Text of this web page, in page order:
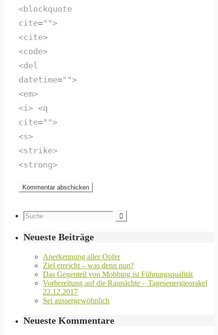
<blockquote
cite="">
<cite>
<code>
<del
datetime="">
<em>
<i> <q
cite="">
<s>
<strike>
<strong>
Neueste Beiträge
Anerkennung aller Opfer
Ziel erreicht – was denn nun?
Das Gegenteil von Mobbing ist Führungsqualität
Vorbereitung auf die Raunächte – Tagesenergieorakel
22.12.2017
Sei aussergewöhnlich
Neueste Kommentare